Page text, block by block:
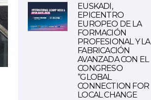
EUSKADI,
EPICENTRO
EUROPEO DE LA
FORMACIÓN
PROFESIONAL Y LA
FABRICACIÓN
AVANZADA CON EL
CONGRESO
“GLOBAL
CONNECTION FOR
LOCAL CHANGE